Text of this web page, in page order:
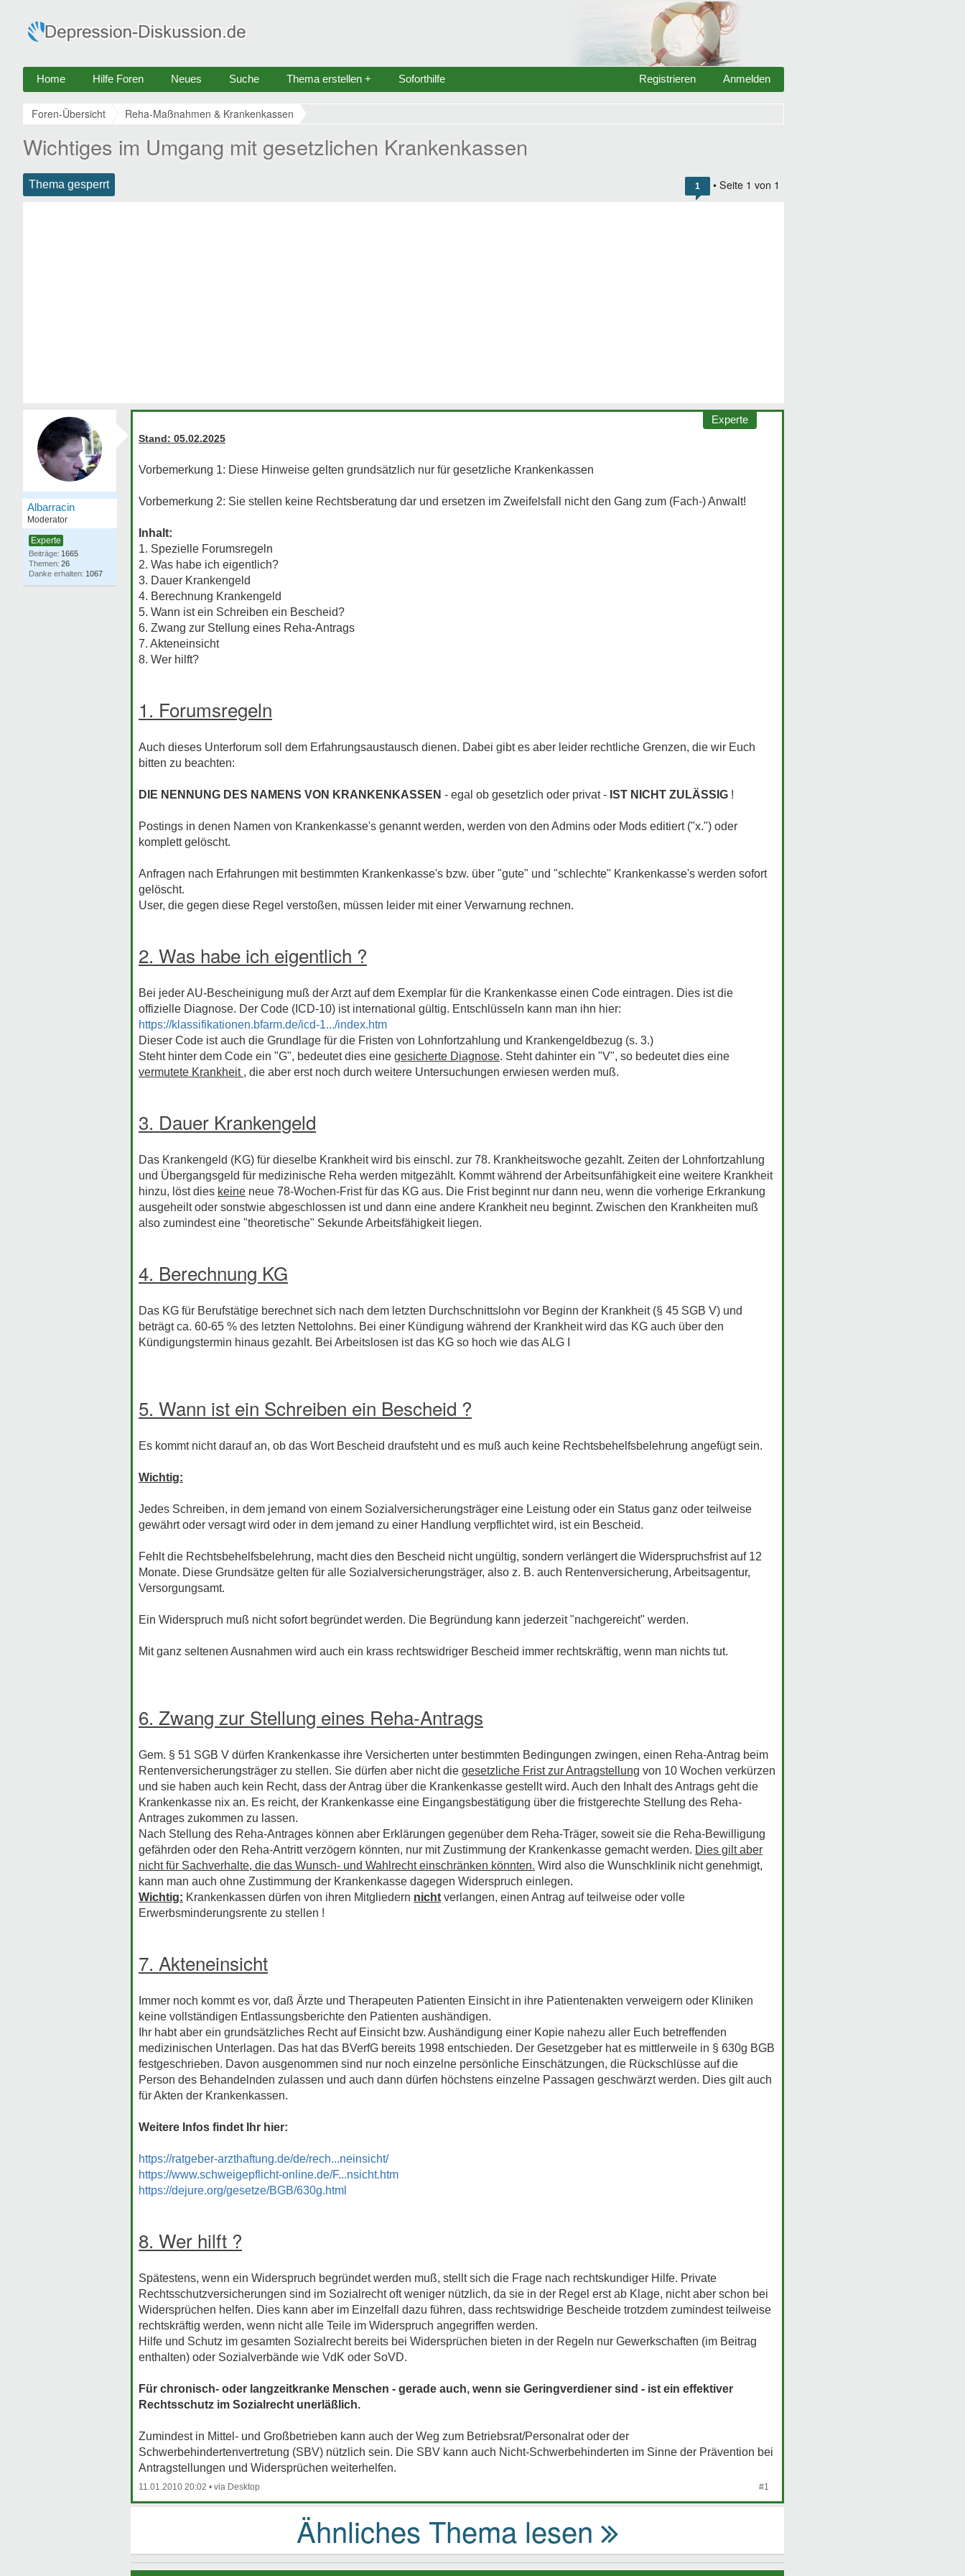
Home Hilfe Foren Neues Suche Thema erstellen + Soforthilfe Anmelden
Registrieren
Foren-Übersicht Reha-Maßnahmen & Krankenkassen
Wichtiges im Umgang mit gesetzlichen Krankenkassen
Thema gesperrt 1 • Seite 1 von 1
Albarracin
Moderator
Experte
1665
26
1067
Experte
Stand: 05.02.2025
Vorbemerkung 1: Diese Hinweise gelten grundsätzlich nur für gesetzliche Krankenkassen
Vorbemerkung 2: Sie stellen keine Rechtsberatung dar und ersetzen im Zweifelsfall nicht den Gang zum (Fach-) Anwalt!
Inhalt:
1. Spezielle Forumsregeln
2. Was habe ich eigentlich?
3. Dauer Krankengeld
4. Berechnung Krankengeld
5. Wann ist ein Schreiben ein Bescheid?
6. Zwang zur Stellung eines Reha-Antrags
7. Akteneinsicht
8. Wer hilft?
1. Forumsregeln
Auch dieses Unterforum soll dem Erfahrungsaustausch dienen. Dabei gibt es aber leider rechtliche Grenzen, die wir Euch
bitten zu beachten:
DIE NENNUNG DES NAMENS VON KRANKENKASSEN - egal ob gesetzlich oder privat - IST NICHT ZULÄSSIG !
Postings in denen Namen von Krankenkasse's genannt werden, werden von den Admins oder Mods editiert ("x.") oder
komplett gelöscht.
Anfragen nach Erfahrungen mit bestimmten Krankenkasse's bzw. über "gute" und "schlechte" Krankenkasse's werden sofort
gelöscht.
User, die gegen diese Regel verstoßen, müssen leider mit einer Verwarnung rechnen.
2. Was habe ich eigentlich ?
Bei jeder AU-Bescheinigung muß der Arzt auf dem Exemplar für die Krankenkasse einen Code eintragen. Dies ist die
offizielle Diagnose. Der Code (ICD-10) ist international gültig. Entschlüsseln kann man ihn hier:
https://klassifikationen.bfarm.de/icd-1.../index.htm
Dieser Code ist auch die Grundlage für die Fristen von Lohnfortzahlung und Krankengeldbezug (s. 3.)
Steht hinter dem Code ein "G", bedeutet dies eine gesicherte Diagnose. Steht dahinter ein "V", so bedeutet dies eine
vermutete Krankheit , die aber erst noch durch weitere Untersuchungen erwiesen werden muß.
3. Dauer Krankengeld
Das Krankengeld (KG) für dieselbe Krankheit wird bis einschl. zur 78. Krankheitswoche gezahlt. Zeiten der Lohnfortzahlung
und Übergangsgeld für medizinische Reha werden mitgezählt. Kommt während der Arbeitsunfähigkeit eine weitere Krankheit
hinzu, löst dies keine neue 78-Wochen-Frist für das KG aus. Die Frist beginnt nur dann neu, wenn die vorherige Erkrankung
ausgeheilt oder sonstwie abgeschlossen ist und dann eine andere Krankheit neu beginnt. Zwischen den Krankheiten muß
also zumindest eine "theoretische" Sekunde Arbeitsfähigkeit liegen.
4. Berechnung KG
Das KG für Berufstätige berechnet sich nach dem letzten Durchschnittslohn vor Beginn der Krankheit (§ 45 SGB V) und
beträgt ca. 60-65 % des letzten Nettolohns. Bei einer Kündigung während der Krankheit wird das KG auch über den
Kündigungstermin hinaus gezahlt. Bei Arbeitslosen ist das KG so hoch wie das ALG I
5. Wann ist ein Schreiben ein Bescheid ?
Es kommt nicht darauf an, ob das Wort Bescheid draufsteht und es muß auch keine Rechtsbehelfsbelehrung angefügt sein.
Wichtig:
Jedes Schreiben, in dem jemand von einem Sozialversicherungsträger eine Leistung oder ein Status ganz oder teilweise
gewährt oder versagt wird oder in dem jemand zu einer Handlung verpflichtet wird, ist ein Bescheid.
Fehlt die Rechtsbehelfsbelehrung, macht dies den Bescheid nicht ungültig, sondern verlängert die Widerspruchsfrist auf 12
Monate. Diese Grundsätze gelten für alle Sozialversicherungsträger, also z. B. auch Rentenversicherung, Arbeitsagentur,
Versorgungsamt.
Ein Widerspruch muß nicht sofort begründet werden. Die Begründung kann jederzeit "nachgereicht" werden.
Mit ganz seltenen Ausnahmen wird auch ein krass rechtswidriger Bescheid immer rechtskräftig, wenn man nichts tut.
6. Zwang zur Stellung eines Reha-Antrags
Gem. § 51 SGB V dürfen Krankenkasse ihre Versicherten unter bestimmten Bedingungen zwingen, einen Reha-Antrag beim
Rentenversicherungsträger zu stellen. Sie dürfen aber nicht die gesetzliche Frist zur Antragstellung von 10 Wochen verkürzen
und sie haben auch kein Recht, dass der Antrag über die Krankenkasse gestellt wird. Auch den Inhalt des Antrags geht die
Krankenkasse nix an. Es reicht, der Krankenkasse eine Eingangsbestätigung über die fristgerechte Stellung des Reha-
Antrages zukommen zu lassen.
Nach Stellung des Reha-Antrages können aber Erklärungen gegenüber dem Reha-Träger, soweit sie die Reha-Bewilligung
gefährden oder den Reha-Antritt verzögern könnten, nur mit Zustimmung der Krankenkasse gemacht werden. Dies gilt aber
nicht für Sachverhalte, die das Wunsch- und Wahlrecht einschränken könnten. Wird also die Wunschklinik nicht genehmigt,
kann man auch ohne Zustimmung der Krankenkasse dagegen Widerspruch einlegen.
Wichtig: Krankenkassen dürfen von ihren Mitgliedern nicht verlangen, einen Antrag auf teilweise oder volle
Erwerbsminderungsrente zu stellen !
7. Akteneinsicht
Immer noch kommt es vor, daß Ärzte und Therapeuten Patienten Einsicht in ihre Patientenakten verweigern oder Kliniken
keine vollständigen Entlassungsberichte den Patienten aushändigen.
Ihr habt aber ein grundsätzliches Recht auf Einsicht bzw. Aushändigung einer Kopie nahezu aller Euch betreffenden
medizinischen Unterlagen. Das hat das BVerfG bereits 1998 entschieden. Der Gesetzgeber hat es mittlerweile in § 630g BGB
festgeschrieben. Davon ausgenommen sind nur noch einzelne persönliche Einschätzungen, die Rückschlüsse auf die
Person des Behandelnden zulassen und auch dann dürfen höchstens einzelne Passagen geschwärzt werden. Dies gilt auch
für Akten der Krankenkassen.
Weitere Infos findet Ihr hier:
https://ratgeber-arzthaftung.de/de/rech...neinsicht/
https://www.schweigepflicht-online.de/F...nsicht.htm
https://dejure.org/gesetze/BGB/630g.html
8. Wer hilft ?
Spätestens, wenn ein Widerspruch begründet werden muß, stellt sich die Frage nach rechtskundiger Hilfe. Private
Rechtsschutzversicherungen sind im Sozialrecht oft weniger nützlich, da sie in der Regel erst ab Klage, nicht aber schon bei
Widersprüchen helfen. Dies kann aber im Einzelfall dazu führen, dass rechtswidrige Bescheide trotzdem zumindest teilweise
rechtskräftig werden, wenn nicht alle Teile im Widerspruch angegriffen werden.
Hilfe und Schutz im gesamten Sozialrecht bereits bei Widersprüchen bieten in der Regeln nur Gewerkschaften (im Beitrag
enthalten) oder Sozialverbände wie VdK oder SoVD.
Für chronisch- oder langzeitkranke Menschen - gerade auch, wenn sie Geringverdiener sind - ist ein effektiver
Rechtsschutz im Sozialrecht unerläßlich.
Zumindest in Mittel- und Großbetrieben kann auch der Weg zum Betriebsrat/Personalrat oder der
Schwerbehindertenvertretung (SBV) nützlich sein. Die SBV kann auch Nicht-Schwerbehinderten im Sinne der Prävention bei
Antragstellungen und Widersprüchen weiterhelfen.
11.01.2010 20:02 • #1